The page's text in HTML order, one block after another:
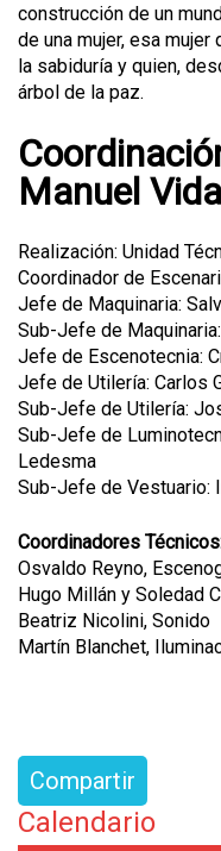
construcción de un
de una mujer, esa
la sabiduría y quien,
árbol de la paz.
Manuel
Realización: Unidad
Coordinador de
Jefe de Maquinaria:
Sub-Jefe de
Jefe de Escenotecnia:
Jefe de Utilería: Carlos
Sub-Jefe de Utilería:
Sub-Jefe de
Ledesma
Sub-Jefe de Vestuario:
Coordinadores
Osvaldo Reyno,
Hugo Millán y Soledad
Beatriz Nicolini, Sonido
Martín Blanchet,
Compartir
Calendario